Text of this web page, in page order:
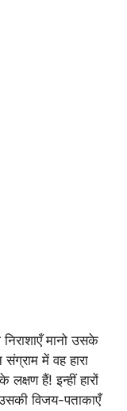
मानो उसके
में वह हारा
हैं! इन्हीं हारों
विजय-पताकाएँ